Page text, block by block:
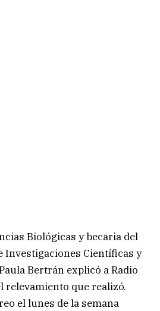
Biológicas y becaria del
Investigaciones Científicas y
Bertrán explicó a Radio
relevamiento que realizó.
el lunes de la semana